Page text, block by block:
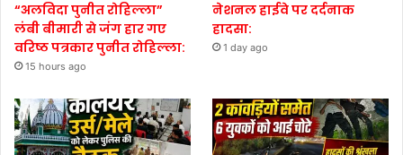
“अलविदा पुनीत रोहिल्ला”
लंबी बीमारी से जंग हार गए
वरिष्ठ पत्रकार पुनीत रोहिल्ला:
15 hours ago
नेशनल हाईवे पर दर्दनाक
हादसा:
1 day ago